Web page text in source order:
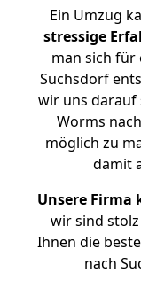
Ein Umzug
stressige
man sich für
Suchsdorf
wir uns darauf
Worms
möglich zu
damit
Unsere Firma
wir sind
Ihnen die
nach